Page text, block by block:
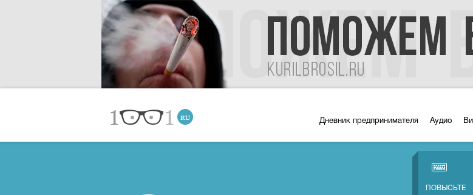
Дневник предпринимателя Аудио
ПОВЫСЬТЕ